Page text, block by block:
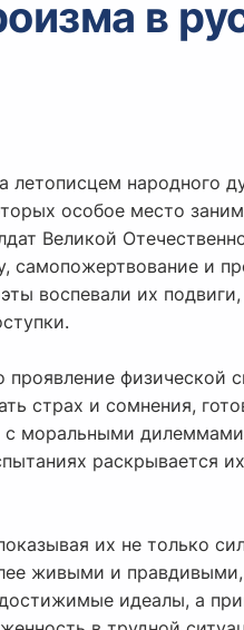
в
летописцем народного
особое место
Великой
самопожертвование и
воспевали их
проявление
страх и сомнения,
с моральными
раскрывается
их не только
живыми и
идеалы, а